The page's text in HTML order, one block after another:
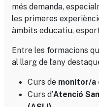
més demanda,
les primeres
àmbits educatiu,
Entre les formacions
al llarg de l’any
Curs de monitor/a
Curs d’Atenció